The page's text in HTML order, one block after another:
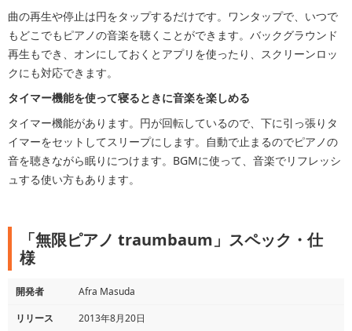
曲の再生や停止は円をタップするだけです。ワンタップで、いつで
もどこでもピアノの音楽を聴くことができます。バックグラウンド
再生もでき、オンにしておくとアプリを使ったり、スクリーンロッ
クにも対応できます。
タイマー機能を使って寝るときに音楽を楽しめる
タイマー機能があります。円が回転しているので、下に引っ張りタ
イマーをセットしてスリープにします。自動で止まるのでピアノの
音を聴きながら眠りにつけます。BGMに使って、音楽でリフレッシ
ュする使い方もあります。
「無限ピアノ traumbaum」スペック・仕
様
開発者
Afra Masuda
リリース
2013年8月20日